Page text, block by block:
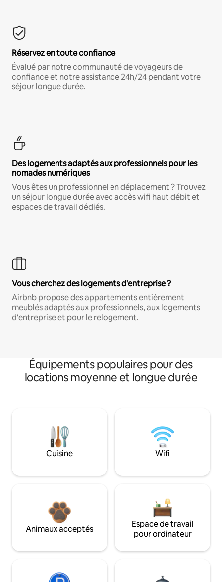
Réservez en toute confiance
Évalué par notre communauté de voyageurs de
confiance et notre assistance 24h/24 pendant votre
séjour longue durée.
Des logements adaptés aux professionnels pour les
nomades numériques
Vous êtes un professionnel en déplacement ? Trouvez
un séjour longue durée avec accès wifi haut débit et
espaces de travail dédiés.
Vous cherchez des logements d'entreprise ?
Airbnb propose des appartements entièrement
meublés adaptés aux professionnels, aux logements
d'entreprise et pour le relogement.
Équipements populaires pour des
locations moyenne et longue durée
Cuisine Wifi
Animaux acceptés
Espace de travail
pour ordinateur